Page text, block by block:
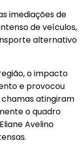
imediações de
de veículos,
alternativo
o impacto
e provocou
chamas atingiram
o quadro
Avelino